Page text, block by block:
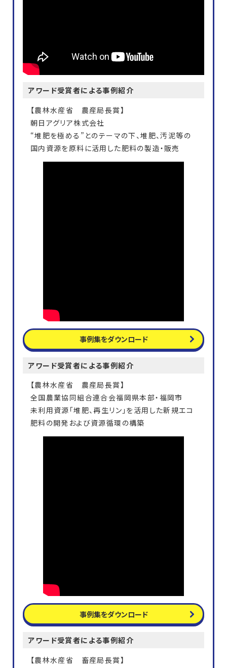
アワード受賞者による事例紹介
【農林水産省 農産局長賞】
朝日アグリア株式会社
“堆肥を極める”とのテーマの下、堆肥、汚泥等の
国内資源を原料に活用した肥料の製造・販売
事例集をダウンロード
アワード受賞者による事例紹介
【農林水産省 農産局長賞】
全国農業協同組合連合会福岡県本部・福岡市
未利用資源「堆肥、再生リン」を活用した新規エコ
肥料の開発および資源循環の構築
事例集をダウンロード
アワード受賞者による事例紹介
【農林水産省 畜産局長賞】